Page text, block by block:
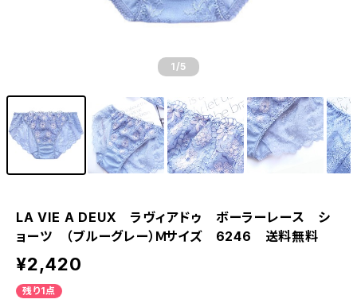
1 /5
LA VIE A DEUX ラヴィアドゥ ボーラーレース シ
ョーツ （ブルーグレー）Ｍサイズ 6246 送料無料
¥2,420
残り1点